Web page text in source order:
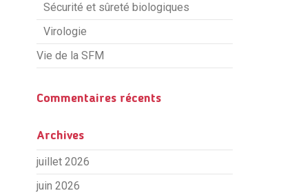
Sécurité et sûreté biologiques
Virologie
Vie de la SFM
Commentaires récents
Archives
juillet 2026
juin 2026